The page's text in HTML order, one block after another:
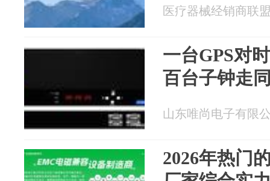
医疗器械经销商联
一台GPS对
百台子钟走
山东唯尚电子有限
2026年热门